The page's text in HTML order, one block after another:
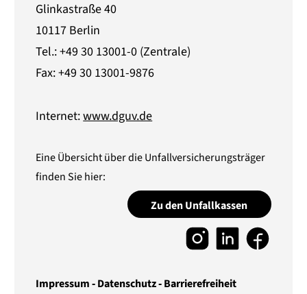
Glinkastraße 40
10117 Berlin
Tel.: +49 30 13001-0 (Zentrale)
Fax: +49 30 13001-9876
Internet:www.dguv.de
Eine Übersicht über die Unfallversicherungsträger
finden Sie hier:
Zu den Unfallkassen
Impressum Datenschutz Barrierefreiheit